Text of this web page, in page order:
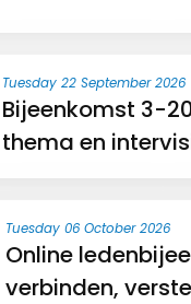
Tuesday 22 September 2026
Bijeenkomst 3-
thema en
Tuesday 06 October 2026
Online
verbinden,